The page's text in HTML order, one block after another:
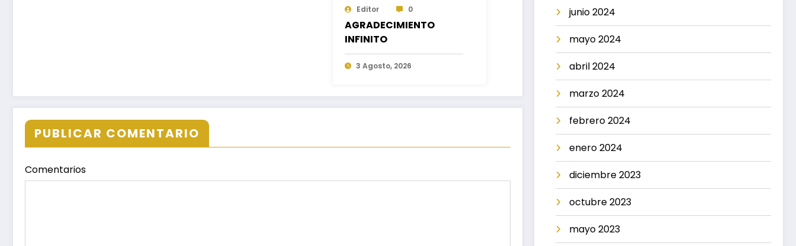
Editor 0
AGRADECIMIENTO
INFINITO
3 Agosto, 2026
PUBLICAR COMENTARIO
Comentarios
junio 2024
mayo 2024
abril 2024
marzo 2024
febrero 2024
enero 2024
diciembre 2023
octubre 2023
mayo 2023